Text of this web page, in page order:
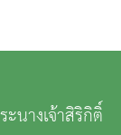
นางเจ้าสิริกิติ์